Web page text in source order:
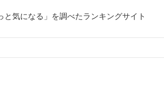
と気になる」を調べたランキングサイト